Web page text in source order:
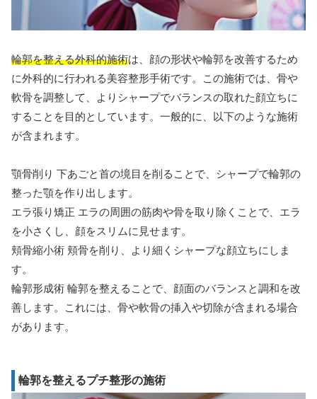
輪郭を整える外科的施術は、顔の形状や輪郭を改善するため
に外科的に行われる美容整形手術です。この施術では、骨や
軟骨を調整して、よりシャープでバランスの取れた顔立ちに
することを目的としています。一般的に、以下のような施術
が含まれます。
顎骨削り 下あごと首の境目を削ることで、シャープで輪郭の
整った顎を作り出します。
エラ張り矯正 エラの周囲の筋肉や骨を取り除くことで、エラ
を小さくし、顔をスリムに見せます。
頬骨縮小術 頬骨を削り、より細くシャープな顔立ちにしま
す。
輪郭形成術 輪郭を整えることで、顔面のバランスと調和を改
善します。これには、骨や軟骨の挿入や切除が含まれる場合
があります。
輪郭を整えるプチ整形の施術